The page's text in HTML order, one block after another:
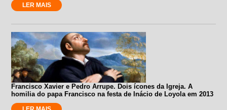
LER MAIS
Francisco Xavier e Pedro Arrupe. Dois ícones da Igreja. A
homilia do papa Francisco na festa de Inácio de Loyola em 2013